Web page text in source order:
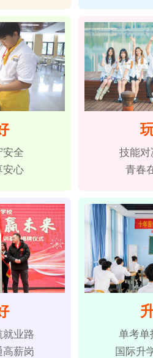
安全
安心
技能对
青春
就业路
高薪岗
单考单
国际升